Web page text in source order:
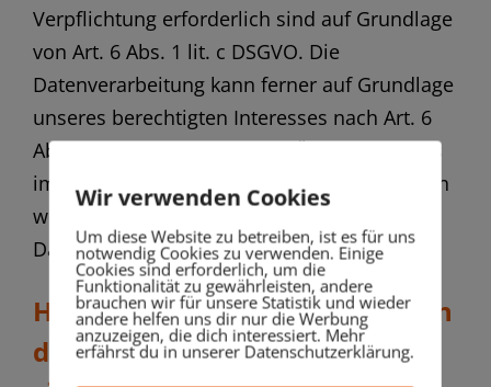
Verpflichtung erforderlich sind auf Grundlage
von Art. 6 Abs. 1 lit. c DSGVO. Die
Datenverarbeitung kann ferner auf Grundlage
unseres berechtigten Interesses nach Art. 6
Abs. 1 lit. f DSGVO erfolgen. Über die jeweils
im Einzelfall einschlägigen Rechtsgrundlagen
wird in den folgenden Absätzen dieser
Datenschutzerklärung informiert.
Hinweis zur Datenweitergabe in
datenschutzrechtlich nicht
Wir verwenden Cookies
Um diese Website zu betreiben, ist es für uns
notwendig Cookies zu verwenden. Einige
Cookies sind erforderlich, um die
Funktionalität zu gewährleisten, andere
brauchen wir für unsere Statistik und wieder
andere helfen uns dir nur die Werbung
anzuzeigen, die dich interessiert. Mehr
erfährst du in unserer Datenschutzerklärung.